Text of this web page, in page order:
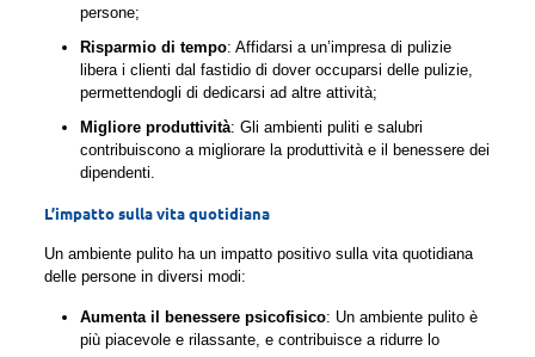
persone;
Risparmio di tempo: Affidarsi a un’impresa di pulizie
libera i clienti dal fastidio di dover occuparsi delle pulizie,
permettendogli di dedicarsi ad altre attività;
Migliore produttività: Gli ambienti puliti e salubri
contribuiscono a migliorare la produttività e il benessere dei
dipendenti.
L’impatto sulla vita quotidiana
Un ambiente pulito ha un impatto positivo sulla vita quotidiana
delle persone in diversi modi:
Aumenta il benessere psicofisico: Un ambiente pulito è
più piacevole e rilassante, e contribuisce a ridurre lo